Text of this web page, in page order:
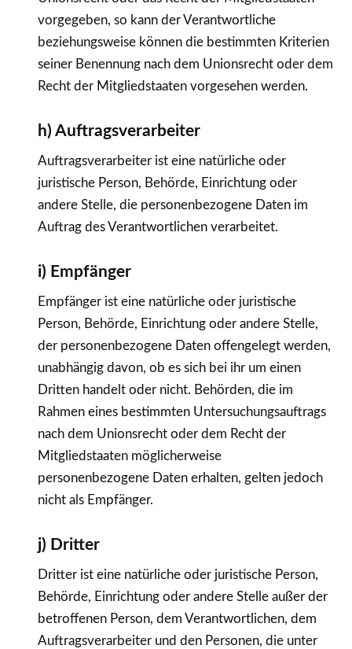
vorgegeben, so kann der Verantwortliche
beziehungsweise können die bestimmten Kriterien
seiner Benennung nach dem Unionsrecht oder dem
Recht der Mitgliedstaaten vorgesehen werden.
h) Auftragsverarbeiter
Auftragsverarbeiter ist eine natürliche oder
juristische Person, Behörde, Einrichtung oder
andere Stelle, die personenbezogene Daten im
Auftrag des Verantwortlichen verarbeitet.
i) Empfänger
Empfänger ist eine natürliche oder juristische
Person, Behörde, Einrichtung oder andere Stelle,
der personenbezogene Daten offengelegt werden,
unabhängig davon, ob es sich bei ihr um einen
Dritten handelt oder nicht. Behörden, die im
Rahmen eines bestimmten Untersuchungsauftrags
nach dem Unionsrecht oder dem Recht der
Mitgliedstaaten möglicherweise
personenbezogene Daten erhalten, gelten jedoch
nicht als Empfänger.
j) Dritter
Dritter ist eine natürliche oder juristische Person,
Behörde, Einrichtung oder andere Stelle außer der
betroffenen Person, dem Verantwortlichen, dem
Auftragsverarbeiter und den Personen, die unter